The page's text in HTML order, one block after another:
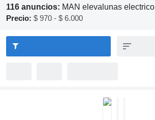
116 anuncios: MAN elevalunas electrico
Precio: $ 970 - $ 6.000